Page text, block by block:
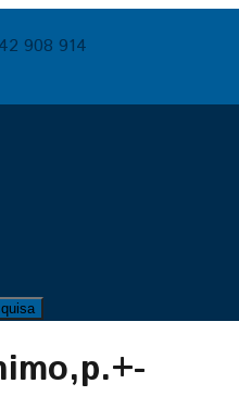
908 914